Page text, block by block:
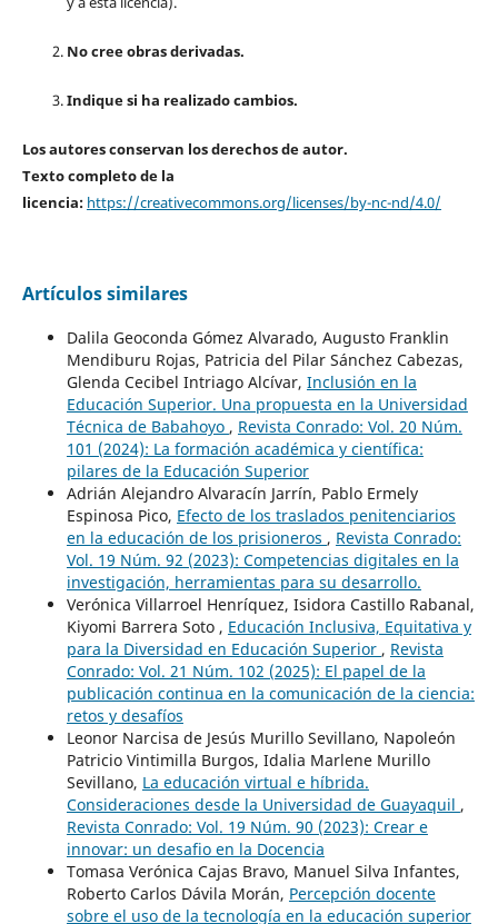
No cree obras derivadas.
Indique si ha realizado cambios.
Los autores conservan los derechos de autor.
Texto completo de la
licencia: https://creativecommons.org/licenses/by-nc-nd/4.0/
Artículos similares
Dalila Geoconda Gómez Alvarado, Augusto Franklin
Mendiburu Rojas, Patricia del Pilar Sánchez Cabezas,
Glenda Cecibel Intriago Alcívar, Inclusión en la
Educación Superior. Una propuesta en la Universidad
Técnica de Babahoyo , Revista Conrado: Vol. 20 Núm.
101 (2024): La formación académica y científica:
pilares de la Educación Superior
Adrián Alejandro Alvaracín Jarrín, Pablo Ermely
Espinosa Pico, Efecto de los traslados penitenciarios
en la educación de los prisioneros , Revista Conrado:
Vol. 19 Núm. 92 (2023): Competencias digitales en la
investigación, herramientas para su desarrollo.
Verónica Villarroel Henríquez, Isidora Castillo Rabanal,
Kiyomi Barrera Soto , Educación Inclusiva, Equitativa y
para la Diversidad en Educación Superior , Revista
Conrado: Vol. 21 Núm. 102 (2025): El papel de la
publicación continua en la comunicación de la ciencia:
retos y desafíos
Leonor Narcisa de Jesús Murillo Sevillano, Napoleón
Patricio Vintimilla Burgos, Idalia Marlene Murillo
Sevillano, La educación virtual e híbrida.
Consideraciones desde la Universidad de Guayaquil ,
Revista Conrado: Vol. 19 Núm. 90 (2023): Crear e
innovar: un desafio en la Docencia
Tomasa Verónica Cajas Bravo, Manuel Silva Infantes,
Roberto Carlos Dávila Morán, Percepción docente
sobre el uso de la tecnología en la educación superior